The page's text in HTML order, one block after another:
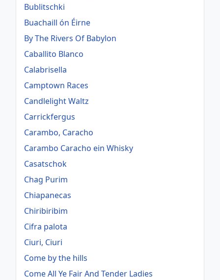
Bublitschki
Buachaill ón Éirne
By The Rivers Of Babylon
Caballito Blanco
Calabrisella
Camptown Races
Candlelight Waltz
Carrickfergus
Carambo, Caracho
Carambo Caracho ein Whisky
Casatschok
Chag Purim
Chiapanecas
Chiribiribim
Cifra palota
Ciuri, Ciuri
Come by the hills
Come All Ye Fair And Tender Ladies